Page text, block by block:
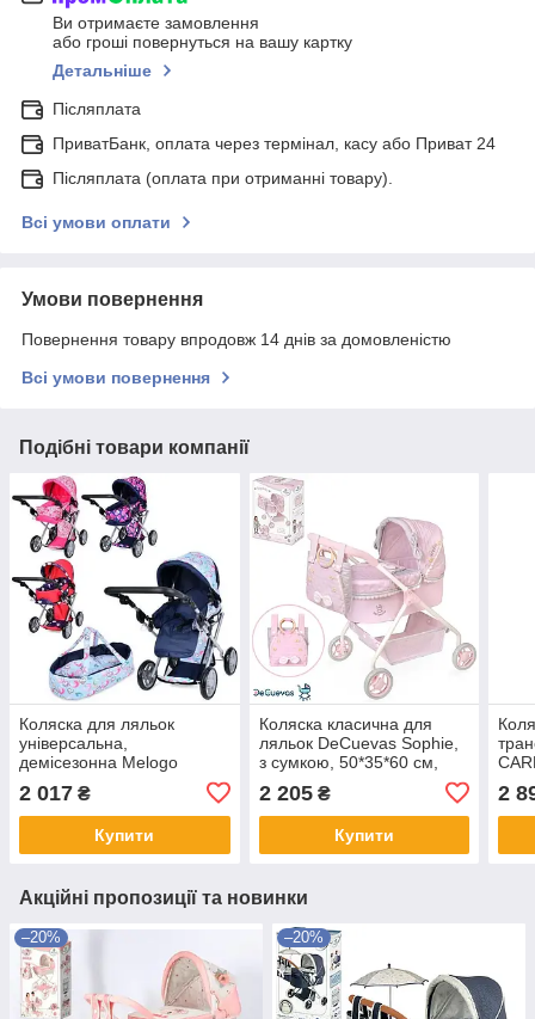
Ви отримаєте замовлення
або гроші повернуться на вашу картку
Детальніше
Післяплата
ПриватБанк, оплата через термінал, касу або Приват 24
Післяплата (оплата при отриманні товару).
Всі умови оплати
Умови повернення
Повернення товару впродовж 14 днів за домовленістю
Всі умови повернення
Подібні товари компанії
Коляска для ляльок
універсальна,
демісезонна Melogo
кольорів
2 017 ₴
Купити
Коляска класична для
ляльок DeCuevas Sophie,
з сумкою, 50*35*60 см,
2 205₴
Купити
2
Акційні пропозиції та новинки
–20% –20%